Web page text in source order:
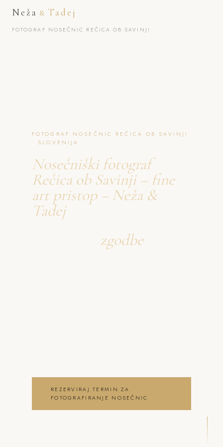
Neža & Tadej
FOTOGRAF NOSEČNIC REČICA OB SAVINJI
FOTOGRAF NOSEČNIC REČICA OB SAVINJI
· SLOVENIJA
Nosečniški fotograf
Rečica ob Savinji – fine
art pristop – Neža &
Tadej
zgodbe
o fotografiranje nosečnic
REZERVIRAJ TERMIN ZA
FOTOGRAFIRANJE NOSEČNIC